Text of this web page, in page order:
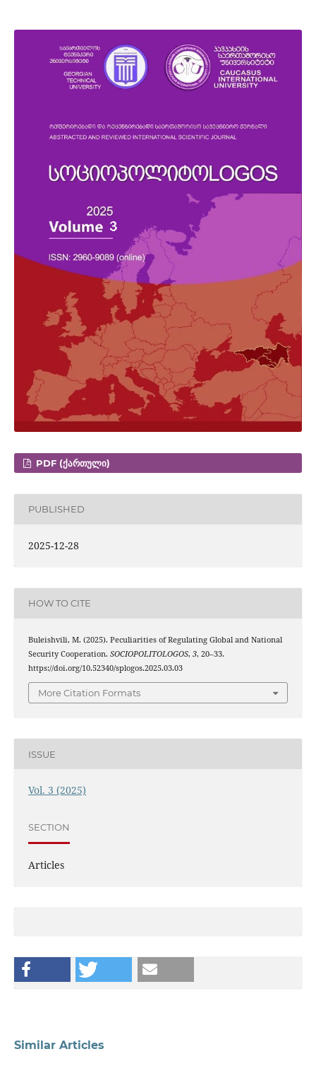
PDF (ᲥᲐᲠᲗᲣᲚᲘ)
PUBLISHED
2025-12-28
HOW TO CITE
Buleishvili, M. (2025). Peculiarities of Regulating Global and National
Security Cooperation. SOCIOPOLITOLOGOS, 3, 20–33.
https://doi.org/10.52340/splogos.2025.03.03
More Citation Formats
ISSUE
Vol. 3 (2025)
SECTION
Articles
Similar Articles